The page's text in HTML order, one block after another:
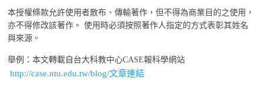
本授權條款允許使用者散布、傳輸著作，但不得為商業目的之使用，
亦不得修改該著作。 使用時必須按照著作人指定的方式表彰其姓名
與來源。
舉例：本文轉載自台大科教中心CASE報科學網站
http://case.ntu.edu.tw/blog/文章連結